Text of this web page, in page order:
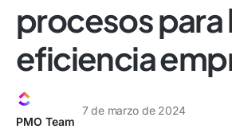
procesos para
eficiencia
PMO Team
7 de marzo de 2024